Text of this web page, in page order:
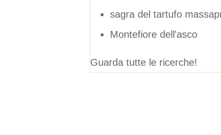
sagra del tartufo
Montefiore dell'asco
Guarda tutte le ricerche!